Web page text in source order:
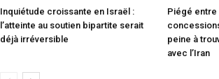
Inquiétude croissante en Israël :
l’atteinte au soutien bipartite serait
déjà irréversible
Piégé
peine à
avec l’Iran